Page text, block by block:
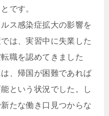
です。
ス感染症拡大の影響を
は、実習中に失業した
職を認めてきました
、帰国が困難であれば
という状況でした。し
たな働き口見つからな